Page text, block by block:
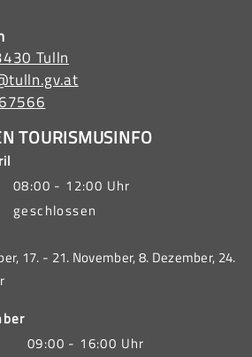
Tulln
TOURISMUSINFO
08:00 - 12:00 Uhr
geschlossen
17. - 21. November, 8. Dezember, 24.
09:00 - 16:00 Uhr